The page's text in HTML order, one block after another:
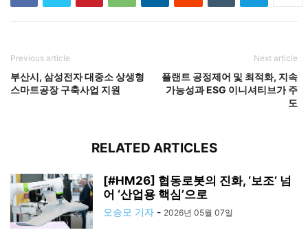
Previous article
부산시, 삼성전자 대중소 상생형
스마트공장 구축사업 지원
Next article
플랜트 공정제어 및 최적화, 지속
가능성과 ESG 이니셔티브가 주
도
RELATED ARTICLES
[#HM26] 협동로봇의 진화, ‘보조’ 넘
어 ‘산업용 핵심’으로
오승모 기자 - 2026년 05월 07일